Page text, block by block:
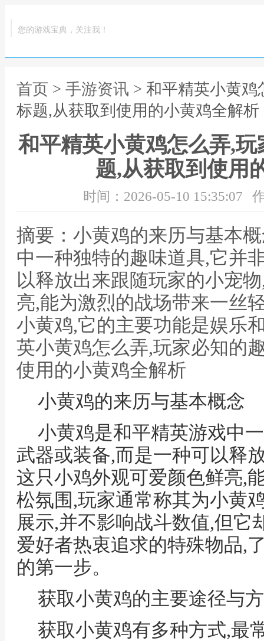
您的游戏宝典，关注我！
首页 > 手游资讯 > 和平精英小黄
标题,从获取到使用的小黄鸡全解析
和平精英小黄鸡怎么弄,
题,从获取到使用
时间：2026-05-10 15:35:07
摘要：小黄鸡的来历与基本
中一种独特的趣味道具,它并
以释放出来跟随玩家的小宠
亮,能为激烈的战场带来一丝
小黄鸡,它的主要功能是娱乐
英小黄鸡怎么弄,玩家必知的
使用的小黄鸡全解析
小黄鸡的来历与基本概念
小黄鸡是和平精英游戏中
武器或装备,而是一种可以释
这只小鸡外观可爱颜色鲜亮,
松氛围,玩家通常称其为小黄
展示,并不影响战斗数值,但它
爱好者热衷追求的特殊物品,
的第一步。
获取小黄鸡的主要途径与
获取小黄鸡有多种方式,最